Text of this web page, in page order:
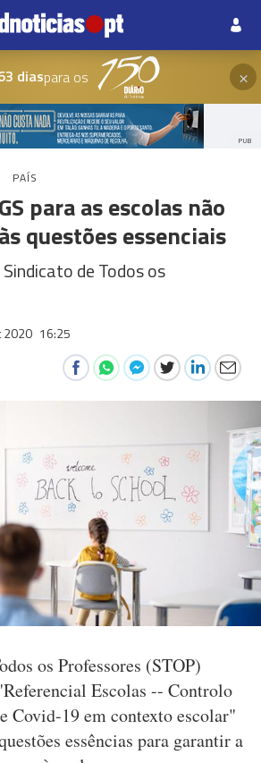
diaspara os ×
PUB
PAÍS
para as escolas não
questões essenciais
de Todos os
2020 16:25
os Professores (STOP)
Escolas -- Controlo
Covid-19 em contexto escolar"
essências para garantir a